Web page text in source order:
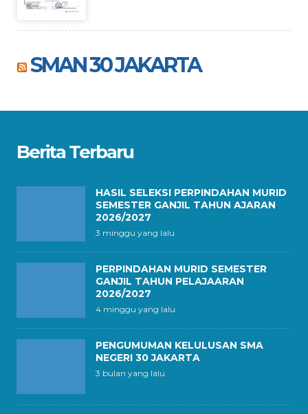
SMAN 30 JAKARTA
Berita Terbaru
HASIL SELEKSI PERPINDAHAN MURID
SEMESTER GANJIL TAHUN AJARAN
2026/2027
3 minggu yang lalu
PERPINDAHAN MURID SEMESTER
GANJIL TAHUN PELAJAARAN
2026/2027
4 minggu yang lalu
PENGUMUMAN KELULUSAN SMA
NEGERI 30 JAKARTA
3 bulan yang lalu